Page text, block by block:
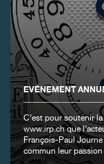
EVÉNEMENT
C’est pour soutenir
www.irp.ch que
François-Paul
commun leur
FAUX